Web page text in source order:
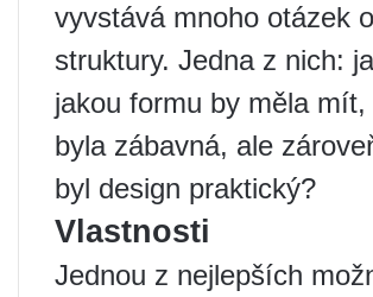
vyvstává mnoho otázek
struktury. Jedna z nich:
jakou formu by měla mít,
byla zábavná, ale
byl design praktický?
Vlastnosti
Jednou z nejlepších